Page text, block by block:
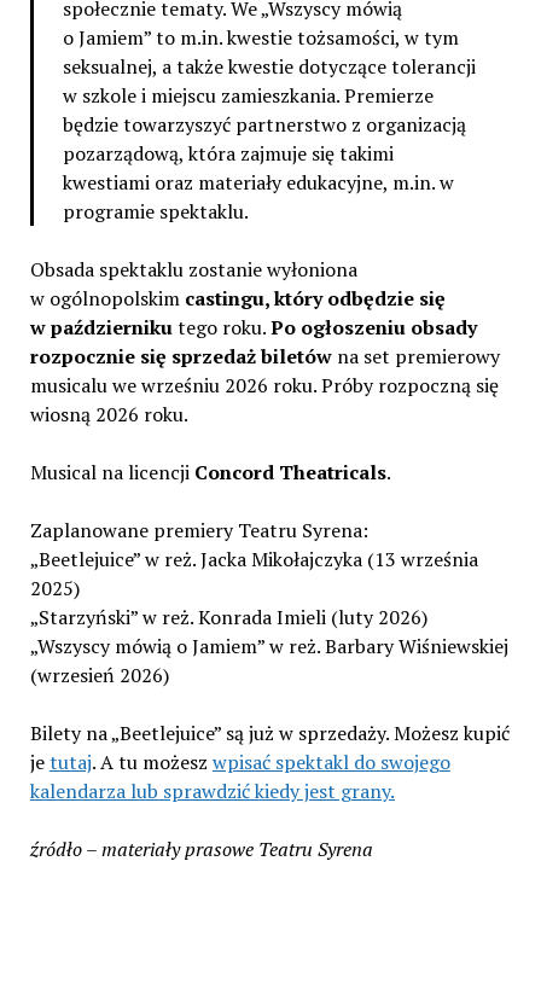
społecznie tematy. We „Wszyscy mówią
o Jamiem” to m.in. kwestie tożsamości, w tym
seksualnej, a także kwestie dotyczące tolerancji
w szkole i miejscu zamieszkania. Premierze
będzie towarzyszyć partnerstwo z organizacją
pozarządową, która zajmuje się takimi
kwestiami oraz materiały edukacyjne, m.in. w
programie spektaklu.
Obsada spektaklu zostanie wyłoniona
w ogólnopolskim castingu, który odbędzie się
w październikutego roku.Po ogłoszeniu obsady
rozpocznie się sprzedaż biletówna set premierowy
musicalu we wrześniu 2026 roku. Próby rozpoczną się
wiosną 2026 roku.
Musical na licencji Concord Theatricals.
Zaplanowane premiery Teatru Syrena:
„Beetlejuice” w reż. Jacka Mikołajczyka (13 września
2025)
„Starzyński” w reż. Konrada Imieli (luty 2026)
„Wszyscy mówią o Jamiem” w reż. Barbary Wiśniewskiej
(wrzesień 2026)
Bilety na „Beetlejuice” są już w sprzedaży. Możesz kupić
jetutaj. A tu możesz wpisać spektakl do swojego
kalendarza lub sprawdzić kiedy jest grany.
źródło – materiały prasowe Teatru Syrena